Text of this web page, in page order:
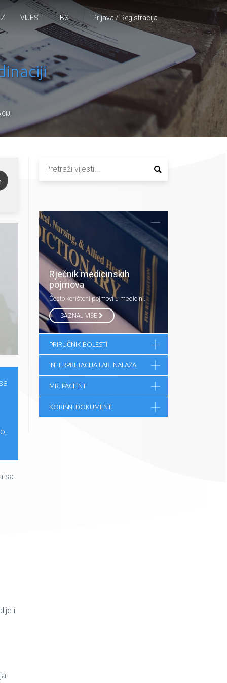
Prijava / Registracija
VIJESTI BS
sa
i
Rječnik medicinskih
pojmova
Često korišteni pojmovi u medicini.
SAZNAJ VIŠE
PRIRUČNIK BOLESTI
INTERPRETACIJA LAB. NALAZA
MR. PACIENT
KORISNI DOKUMENTI